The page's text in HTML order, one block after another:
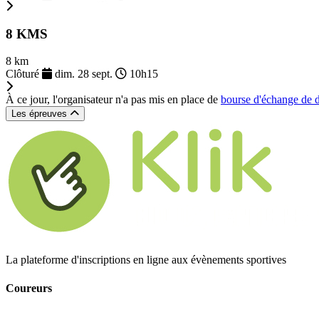
8 KMS
8 km
Clôturé
dim. 28 sept. 10h15
À ce jour, l'organisateur n'a pas mis en place de bourse d'échange de
Les épreuves
La plateforme d'inscriptions en ligne aux évènements sportives
Coureurs